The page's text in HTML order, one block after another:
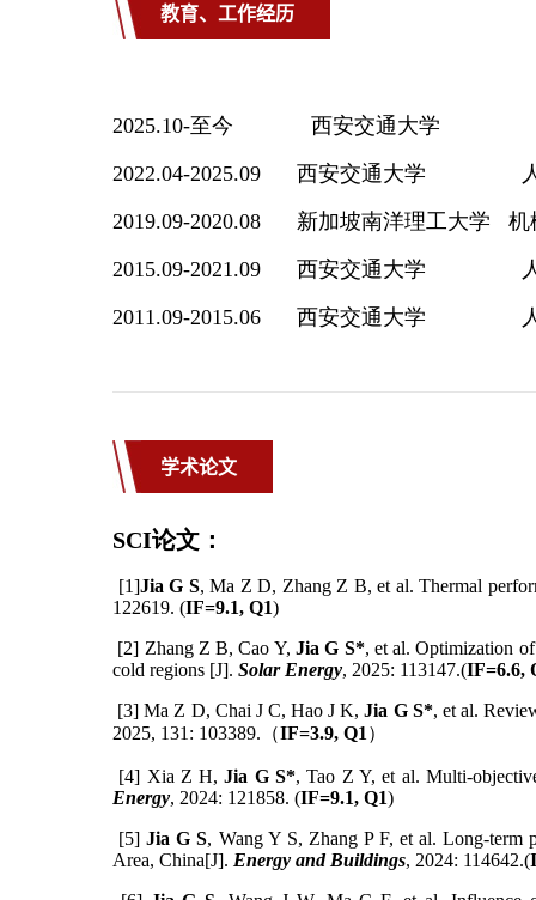
教育、工作经历
学术论文